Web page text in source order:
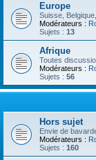
Europe
Suisse,
Modérateurs :
Sujets : 13
Afrique
Toutes
Modérateurs :
Sujets : 56
Hors sujet
Envie de
Modérateurs :
Sujets : 160